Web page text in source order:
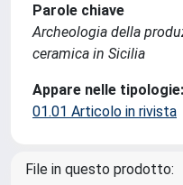
Parole chiave
Archeologia della
ceramica in Sicilia
Appare nelle tipologie:
01.01 Articolo in rivista
File in questo prodotto: